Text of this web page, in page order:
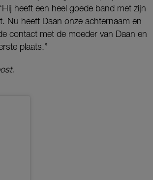
heeft een heel goede band met zijn
Nu heeft Daan onze achternaam en
contact met de moeder van Daan en
plaats.”